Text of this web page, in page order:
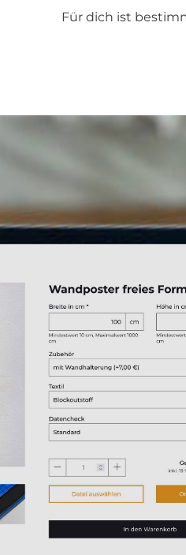
Für dich ist